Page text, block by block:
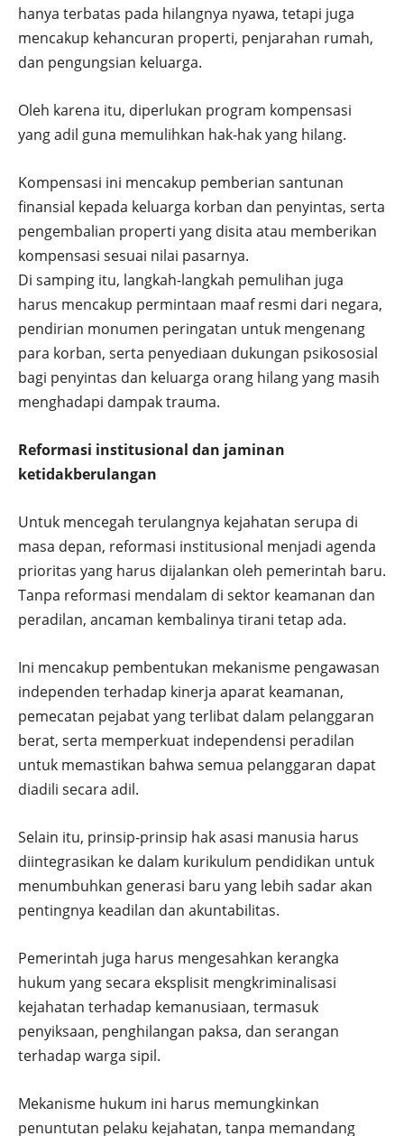
hanya terbatas pada hilangnya nyawa, tetapi juga
mencakup kehancuran properti, penjarahan rumah,
dan pengungsian keluarga.
Oleh karena itu, diperlukan program kompensasi
yang adil guna memulihkan hak-hak yang hilang.
Kompensasi ini mencakup pemberian santunan
finansial kepada keluarga korban dan penyintas, serta
pengembalian properti yang disita atau memberikan
kompensasi sesuai nilai pasarnya.
Di samping itu, langkah-langkah pemulihan juga
harus mencakup permintaan maaf resmi dari negara,
pendirian monumen peringatan untuk mengenang
para korban, serta penyediaan dukungan psikososial
bagi penyintas dan keluarga orang hilang yang masih
menghadapi dampak trauma.
Reformasi institusional dan jaminan
ketidakberulangan
Untuk mencegah terulangnya kejahatan serupa di
masa depan, reformasi institusional menjadi agenda
prioritas yang harus dijalankan oleh pemerintah baru.
Tanpa reformasi mendalam di sektor keamanan dan
peradilan, ancaman kembalinya tirani tetap ada.
Ini mencakup pembentukan mekanisme pengawasan
independen terhadap kinerja aparat keamanan,
pemecatan pejabat yang terlibat dalam pelanggaran
berat, serta memperkuat independensi peradilan
untuk memastikan bahwa semua pelanggaran dapat
diadili secara adil.
Selain itu, prinsip-prinsip hak asasi manusia harus
diintegrasikan ke dalam kurikulum pendidikan untuk
menumbuhkan generasi baru yang lebih sadar akan
pentingnya keadilan dan akuntabilitas.
Pemerintah juga harus mengesahkan kerangka
hukum yang secara eksplisit mengkriminalisasi
kejahatan terhadap kemanusiaan, termasuk
penyiksaan, penghilangan paksa, dan serangan
terhadap warga sipil.
Mekanisme hukum ini harus memungkinkan
penuntutan pelaku kejahatan, tanpa memandang